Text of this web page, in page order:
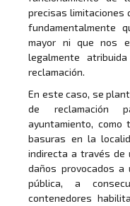
precisas limitaciones
fundamentalmente
mayor ni que nos
legalmente
reclamación.
En este caso, se
de reclamación
ayuntamiento,
basuras en la
indirecta a través de
daños provocados a
pública, a
contenedores